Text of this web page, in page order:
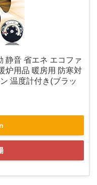
静音 省エネ エコファ
炉用品 暖房用 防寒対
温度計付き(ブラッ